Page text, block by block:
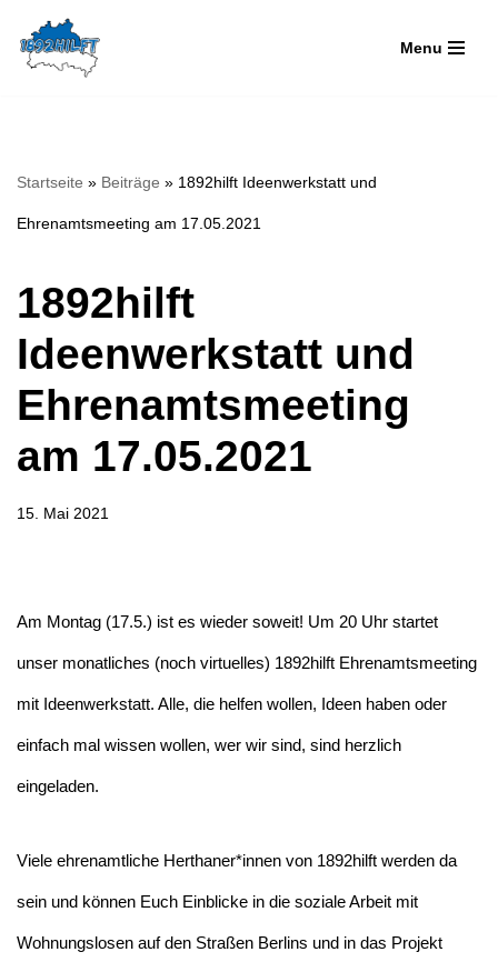
Zum
Menu
Startseite » Beiträge » 1892hilft Ideenwerkstatt und
Ehrenamtsmeeting am 17.05.2021
1892hilft
Ideenwerkstatt und
Ehrenamtsmeeting
am 17.05.2021
15. Mai 2021
Am Montag (17.5.) ist es wieder soweit! Um 20 Uhr startet
unser monatliches (noch virtuelles) 1892hilft Ehrenamtsmeeting
mit Ideenwerkstatt. Alle, die helfen wollen, Ideen haben oder
einfach mal wissen wollen, wer wir sind, sind herzlich
eingeladen.
Viele ehrenamtliche Herthaner*innen von 1892hilft werden da
sein und können Euch Einblicke in die soziale Arbeit mit
Wohnungslosen auf den Straßen Berlins und in das Projekt